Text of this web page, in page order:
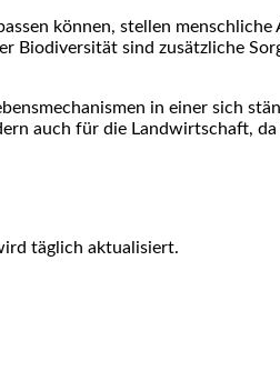
können, stellen
Biodiversität sind zusätzliche
in einer sich
auch für ⁤die Landwirtschaft,
täglich aktualisiert.⁤